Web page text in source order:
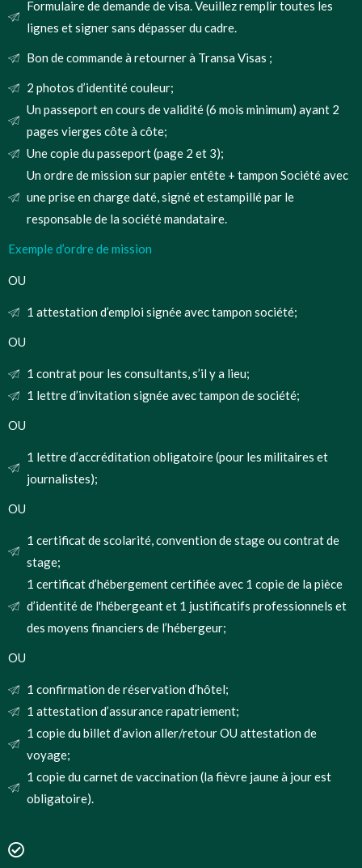
Formulaire de demande de visa. Veuillez remplir toutes les
lignes et signer sans dépasser du cadre.
Bon de commande à retourner à Transa Visas ;
2 photos d’identité couleur;
Un passeport en cours de validité (6 mois minimum) ayant 2
pages vierges côte à côte;
Une copie du passeport (page 2 et 3);
Un ordre de mission sur papier entête + tampon Société avec
une prise en charge daté, signé et estampillé par le
responsable de la société mandataire.
Exemple d’ordre de mission
OU
1 attestation d’emploi signée avec tampon société;
OU
1 contrat pour les consultants, s’il y a lieu;
1 lettre d’invitation signée avec tampon de société;
OU
1 lettre d’accréditation obligatoire (pour les militaires et
journalistes);
OU
1 certificat de scolarité, convention de stage ou contrat de
stage;
1 certificat d’hébergement certifiée avec 1 copie de la pièce
d’identité de l'hébergeant et 1 justificatifs professionnels et
des moyens financiers de l’hébergeur;
OU
1 confirmation de réservation d’hôtel;
1 attestation d’assurance rapatriement;
1 copie du billet d’avion aller/retour OU attestation de
voyage;
1 copie du carnet de vaccination (la fièvre jaune à jour est
obligatoire).